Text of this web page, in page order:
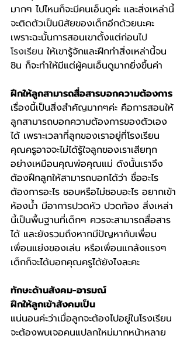
มากๆ ไปไหนก็จะมีคนเอ็นดูค่ะ และสิ่งเหล่านี้
จะติดตัวเป็นนิสัยของเด็กอีกด้วยนะคะ
เพราะฉะนั้นการสอนเขาตั้งแต่ก่อนไป
โรงเรียน ให้เขารู้จักและฝึกทำสิ่งเหล่านี้จน
ชิน ก็จะทำให้มีแต่ผู้คนเอ็นดูมากยิ่งขึ้นค่า
ฝึกให้ลูกสามารถสื่อสารบอกความต้องการ
เรื่องนี้เป็นสิ่งสำคัญมากๆค่ะ คือการสอนให้
ลูกสามารถบอกความต้องการของตัวเอง
ได้ เพราะเวลาที่ลูกของเราอยู่ที่โรงเรียน
คุณครูอาจจะไม่ได้รู้ใจลูกของเราเสียทุก
อย่างเหมือนคุณพ่อคุณแม่ ดังนั้นเราจึง
ต้องฝึกลูกให้สามารถบอกได้ว่า ชื่ออะไร
ต้องการอะไร ชอบหรือไม่ชอบอะไร อยากเข้า
ห้องน้ำ มีอาการปวดหัว ปวดท้อง สิ่งเหล่า
นี้เป็นพื้นฐานที่เด็กๆ ควรจะสามารถสื่อสาร
ได้ และยังรวมถึงหากมีปัญหากับเพื่อน
เพื่อนแย่งของเล่น หรือเพื่อนแกล้งแรงๆ
เด็กก็จะได้บอกคุณครูได้ยังไงละคะ
ทักษะด้านสังคม-อารมณ์
ฝึกให้ลูกเข้าสังคมเป็น
แน่นอนค่ะว่าเมื่อลูกจะต้องไปอยู่ในโรงเรียน
จะต้องพบเจอคนแปลกใหม่มากหน้าหลาย